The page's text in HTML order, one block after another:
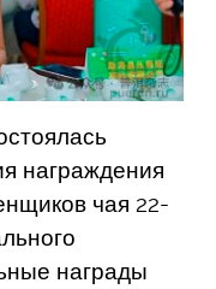
награждения
чая 22-
награды